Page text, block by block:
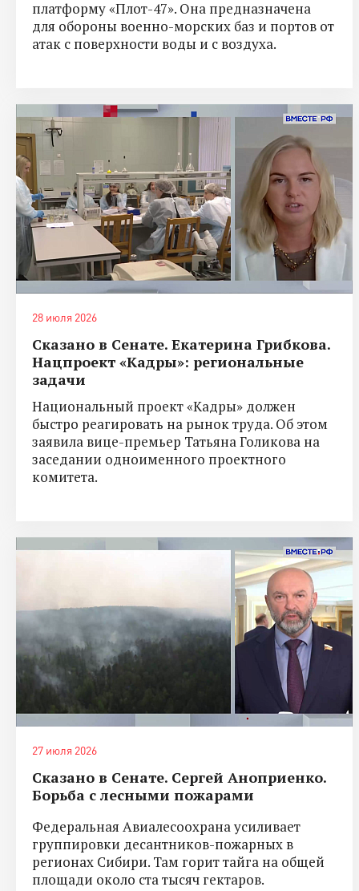
платформу «Плот-47». Она предназначена
для обороны военно-морских баз и портов от
атак с поверхности воды и с воздуха.
28 июля 2026
Сказано в Сенате. Екатерина Грибкова.
Нацпроект «Кадры»: региональные
задачи
Национальный проект «Кадры» должен
быстро реагировать на рынок труда. Об этом
заявила вице-премьер Татьяна Голикова на
заседании одноименного проектного
комитета.
27 июля 2026
Сказано в Сенате. Сергей Аноприенко.
Борьба с лесными пожарами
Федеральная Авиалесоохрана усиливает
группировки десантников-пожарных в
регионах Сибири. Там горит тайга на общей
площади около ста тысяч гектаров.